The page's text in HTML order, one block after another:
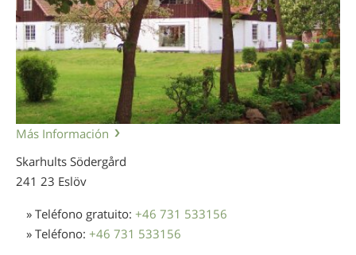
Más Información
Skarhults Södergård
241 23 Eslöv
» Teléfono gratuito: +46 731 533156
» Teléfono: +46 731 533156